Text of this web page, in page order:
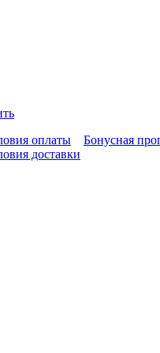
оплаты
доставки
Бонусная